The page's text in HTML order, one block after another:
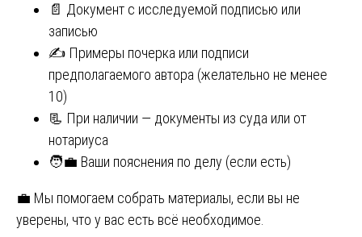
📄 Документ с исследуемой подписью или
записью
✍️ Примеры почерка или подписи
предполагаемого автора (желательно не менее
10)
📃 При наличии — документы из суда или от
нотариуса
🧑‍💼 Ваши пояснения по делу (если есть)
💼 Мы помогаем собрать материалы, если вы не
уверены, что у вас есть всё необходимое.